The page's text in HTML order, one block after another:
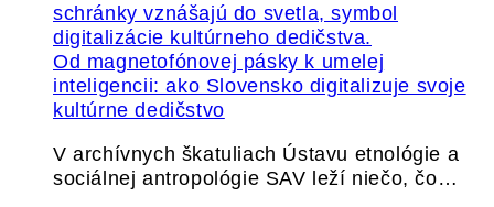
Od magnetofónovej pásky k umelej
inteligencii: ako Slovensko digitalizuje svoje
kultúrne dedičstvo
V archívnych škatuliach Ústavu etnológie a
sociálnej antropológie SAV leží niečo, čo…